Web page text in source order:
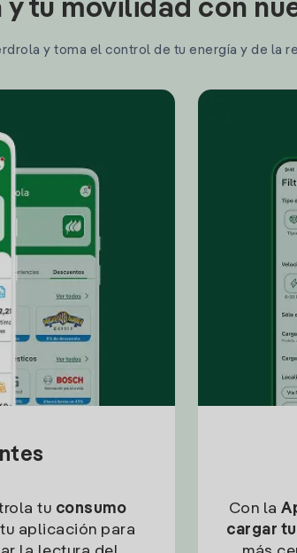
y tu movilidad con
y toma el control de tu energía y de la
tu consumo
aplicación para
Con la
cargar